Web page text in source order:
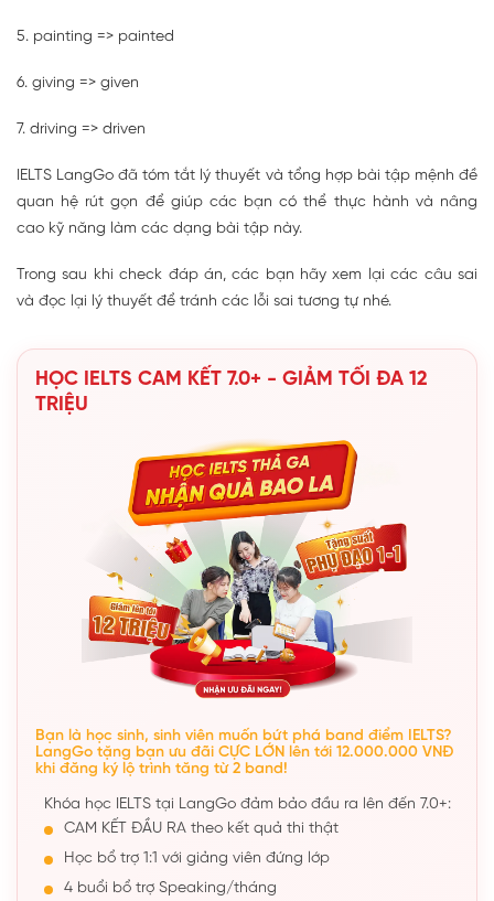
5. painting => painted
6. giving => given
7. driving => driven
IELTS LangGo đã tóm tắt lý thuyết và tổng hợp bài tập mệnh đề
quan hệ rút gọn để giúp các bạn có thể thực hành và nâng
cao kỹ năng làm các dạng bài tập này.
Trong sau khi check đáp án, các bạn hãy xem lại các câu sai
và đọc lại lý thuyết để tránh các lỗi sai tương tự nhé.
HỌC IELTS CAM KẾT 7.0+ - GIẢM TỐI ĐA 12
TRIỆU
Bạn là học sinh, sinh viên muốn bứt phá band điểm IELTS?
LangGo tặng bạn ưu đãi CỰC LỚN lên tới 12.000.000 VNĐ
khi đăng ký lộ trình tăng từ 2 band!
Khóa học IELTS tại LangGo đảm bảo đầu ra lên đến 7.0+:
CAM KẾT ĐẦU RA theo kết quả thi thật
Học bổ trợ 1:1 với giảng viên đứng lớp
4 buổi bổ trợ Speaking/tháng